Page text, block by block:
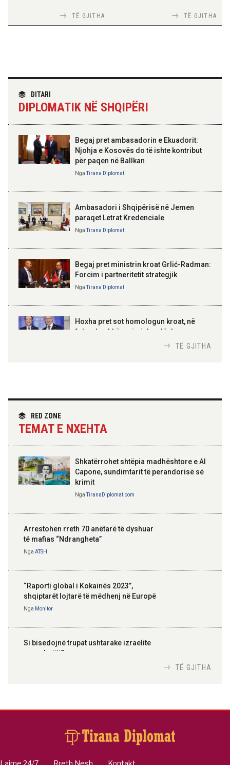
praktikat më të mira
14:03 07-08-2026
Kadastra: Regjistrimi i
brenda 30 ditëve nga çelja e
14:01 07-08-2026
Rrugor, kufizime për shoferët e
TË GJITHA TIRANA DIPLOMAT
TIRANA DIPLOMAT
Skënderbeut dhe Ismail
Kosovë!
100-vjetori i themelimit të
Urdhrit të Skënderbeut
TË GJITHA
DITARI
DIPLOMATIK NË SHQIPËRI
Begaj pret ambasadorin e Ekuadorit:
Njohja e Kosovës do të ishte kontribut
për paqen në Ballkan
NgaTirana Diplomat
Ambasadori i Shqipërisë në Jemen
paraqet Letrat Kredenciale
NgaTirana Diplomat
Begaj pret ministrin kroat Grlić-Radman:
Forcim i partneritetit strategjik
NgaTirana Diplomat
Hoxha pret sot homologun kroat, në
fokus bashkëpunimi dypalësh
partneritetit strategjik
TË GJITHA
RED ZONE
TEMAT E NXEHTA
Shkatërrohet shtëpia madhështore e Al
Capone, sundimtarit të perandorisë së
krimit
NgaTiranaDiplomat.com
Arrestohen rreth 70 anëtarë të dyshuar
të mafias “Ndrangheta”
Nga ATSH
“Raporti global i Kokainës 2023”,
shqiptarët lojtarë të mëdhenj në Europë
Nga Monitor
Si bisedojnë trupat ushtarake izraelite
me robotët?
inteligjente izraelite
TË GJITHA
Lajme 24/7 Rreth Nesh Kontakt